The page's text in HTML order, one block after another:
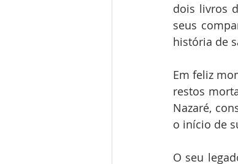
dois livros
seus
história de
Em feliz
restos
Nazaré,
o início de
O seu